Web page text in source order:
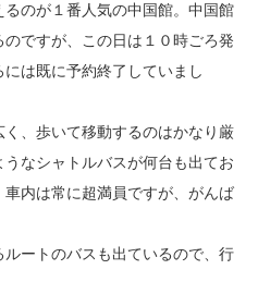
のが１番人気の中国館。中国館
ですが、この日は１０時ごろ発
は既に予約終了していまし
、歩いて移動するのはかなり厳
なシャトルバスが何台も出てお
内は常に超満員ですが、がんば
ートのバスも出ているので、行